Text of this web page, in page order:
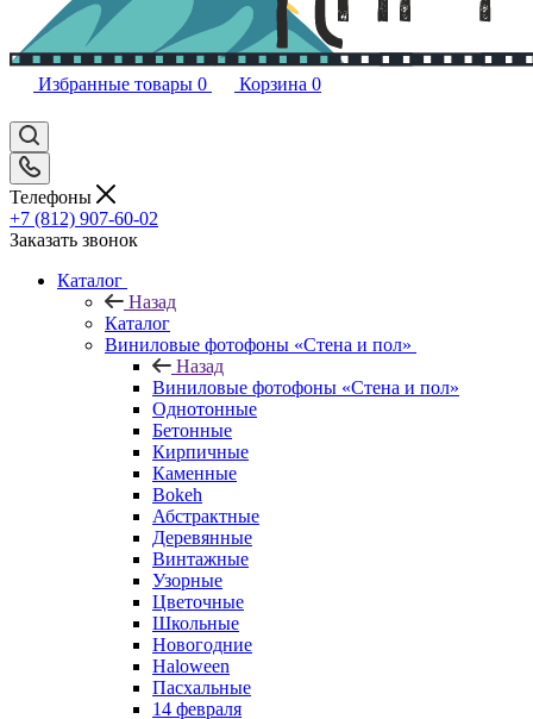
Избранные товары 0 Корзина 0
Телефоны
+7 (812) 907-60-02
Заказать звонок
Каталог
Назад
Каталог
Виниловые фотофоны «Стена и пол»
Назад
Виниловые фотофоны «Стена и пол»
Однотонные
Бетонные
Кирпичные
Каменные
Bokeh
Абстрактные
Деревянные
Винтажные
Узорные
Цветочные
Школьные
Новогодние
Haloween
Пасхальные
14 февраля